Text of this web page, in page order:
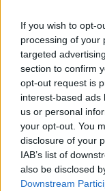
If you wish to opt-
processing of your
targeted
section to confirm
opt-out request is
interest-based ads
us or personal
your opt-out. You
disclosure of your
IAB’s list of
also be disclosed
Downstream
DESCRIPCIÓN
Con este molde,
un acabado
garantiza una
permitiéndote
salir de casa.